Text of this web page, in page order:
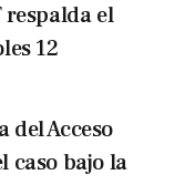
respalda el
12
del Acceso
caso bajo la